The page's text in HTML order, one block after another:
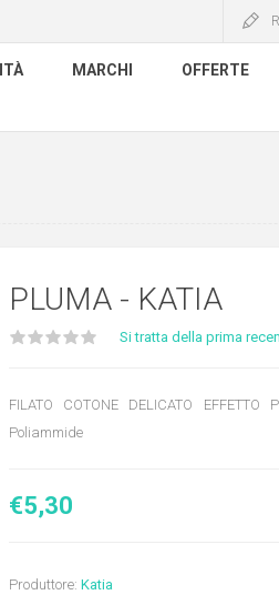
MARCHI OFFERTE
PLUMA - KATIA
Si tratta della prima
FILATO COTONE DELICATO
Poliammide
€5,30
Produttore: Katia